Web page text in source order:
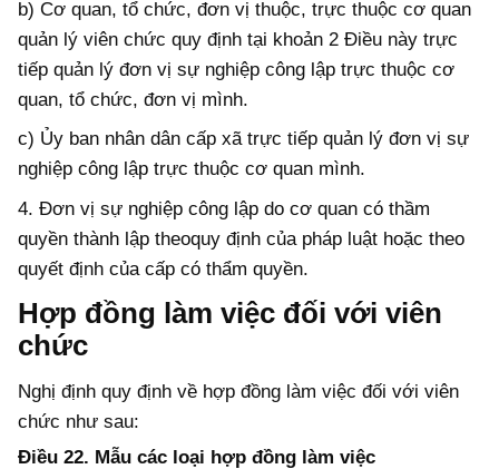
b) Cơ quan, tổ chức, đơn vị thuộc, trực thuộc cơ quan
quản lý viên chức quy định tại khoản 2 Điều này trực
tiếp quản lý đơn vị sự nghiệp công lập trực thuộc cơ
quan, tổ chức, đơn vị mình.
c) Ủy ban nhân dân cấp xã trực tiếp quản lý đơn vị sự
nghiệp công lập trực thuộc cơ quan mình.
4. Đơn vị sự nghiệp công lập do cơ quan có thầm
quyền thành lập theoquy định của pháp luật hoặc theo
quyết định của cấp có thẩm quyền.
Hợp đồng làm việc đối với viên
chức
Nghị định quy định về hợp đồng làm việc đối với viên
chức như sau:
Điều 22. Mẫu các loại hợp đồng làm việc